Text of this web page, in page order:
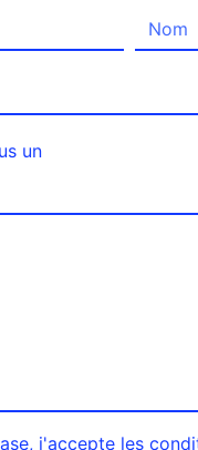
un
j'accepte les